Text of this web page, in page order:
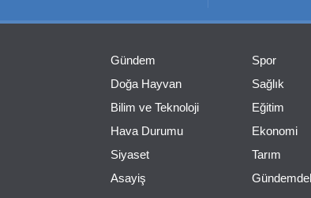
Gündem
Doğa Hayvan
Bilim ve Teknoloji
Hava Durumu
Siyaset
Asayiş
Spor
Sağlık
Eğitim
Ekonomi
Tarım